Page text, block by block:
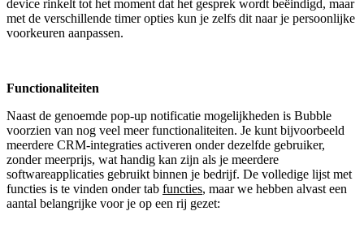
device rinkelt tot het moment dat het gesprek wordt beëindigd, maar
met de verschillende timer opties kun je zelfs dit naar je persoonlijke
voorkeuren aanpassen.
Functionaliteiten
Naast de genoemde pop-up notificatie mogelijkheden is Bubble
voorzien van nog veel meer functionaliteiten. Je kunt bijvoorbeeld
meerdere CRM-integraties activeren onder dezelfde gebruiker,
zonder meerprijs, wat handig kan zijn als je meerdere
softwareapplicaties gebruikt binnen je bedrijf. De volledige lijst met
functies is te vinden onder tab functies, maar we hebben alvast een
aantal belangrijke voor je op een rij gezet: